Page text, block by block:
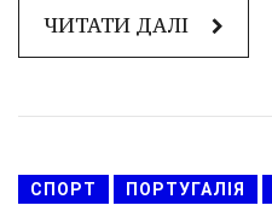
ЧИТАТИ ДАЛІ
СПОРТ ПОРТУГАЛІЯ